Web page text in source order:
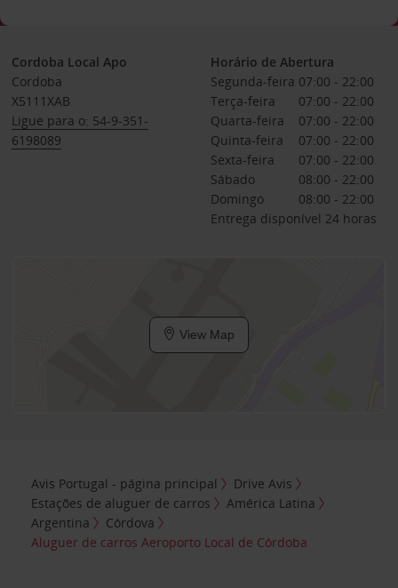
Cordoba Local Apo
Cordoba
X5111XAB
Ligue para o: 54-9-351-
6198089
Horário de Abertura
Segunda-feira 07:00 - 22:00
Terça-feira
07:00 - 22:00
Quarta-feira
07:00 - 22:00
Quinta-feira
07:00 - 22:00
Sexta-feira
07:00 - 22:00
Sábado
08:00 - 22:00
Domingo
08:00 - 22:00
Entrega disponível 24 horas
View Map
Avis Portugal - página principal
Drive Avis
Estações de aluguer de carros
América Latina
Argentina
Córdova
Aluguer de carros Aeroporto Local de Córdoba